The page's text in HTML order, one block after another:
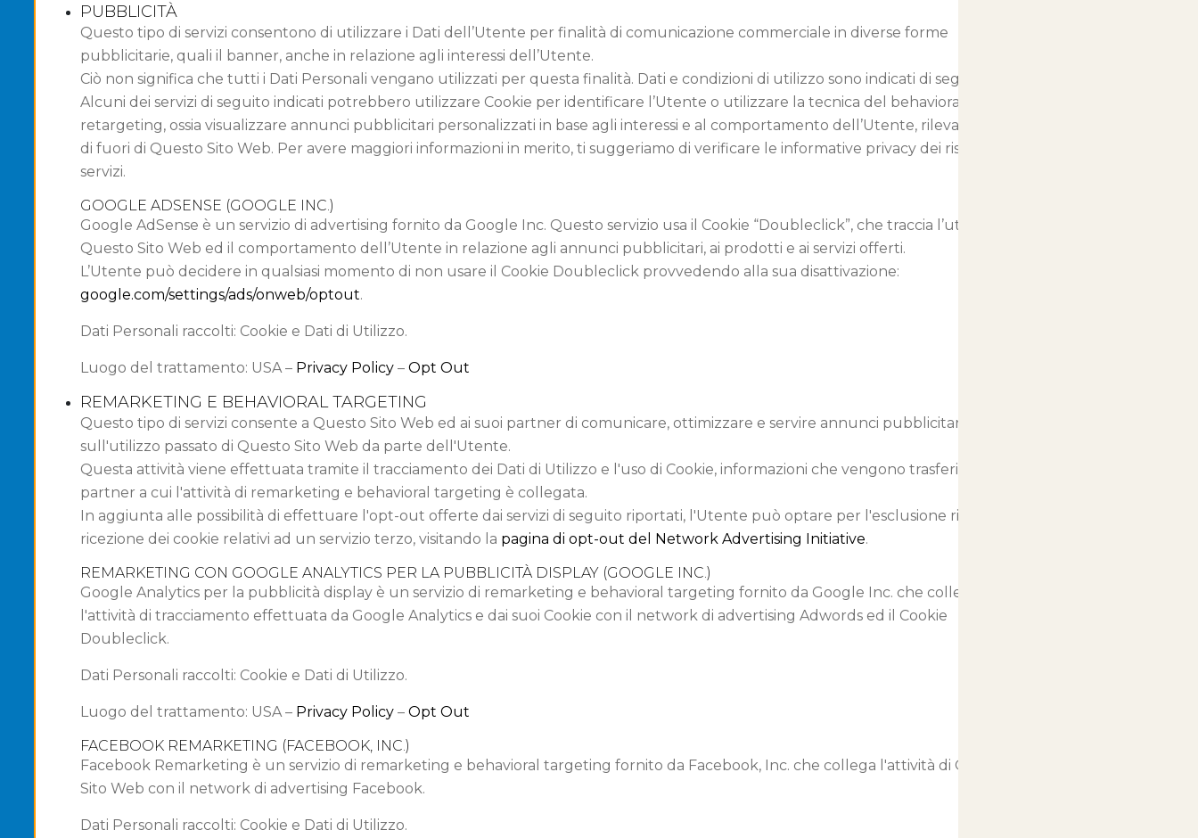
PUBBLICITÀ
Questo tipo di servizi consentono di utilizzare i Dati dell’Utente per finalità di comunicazione commerciale in diverse forme
pubblicitarie, quali il banner, anche in relazione agli interessi dell’Utente.
Ciò non significa che tutti i Dati Personali vengano utilizzati per questa finalità. Dati e condizioni di utilizzo sono indicati di seguito.
Alcuni dei servizi di seguito indicati potrebbero utilizzare Cookie per identificare l’Utente o utilizzare la tecnica del behavioral
retargeting, ossia visualizzare annunci pubblicitari personalizzati in base agli interessi e al comportamento dell’Utente, rilevati anche al
di fuori di Questo Sito Web. Per avere maggiori informazioni in merito, ti suggeriamo di verificare le informative privacy dei rispettivi
servizi.
GOOGLE ADSENSE (GOOGLE INC.)
Google AdSense è un servizio di advertising fornito da Google Inc. Questo servizio usa il Cookie “Doubleclick”, che traccia l’utilizzo di
Questo Sito Web ed il comportamento dell’Utente in relazione agli annunci pubblicitari, ai prodotti e ai servizi offerti.
L’Utente può decidere in qualsiasi momento di non usare il Cookie Doubleclick provvedendo alla sua disattivazione:
google.com/settings/ads/onweb/optout.
Dati Personali raccolti: Cookie e Dati di Utilizzo.
Luogo del trattamento: USA – Privacy Policy – Opt Out
REMARKETING E BEHAVIORAL TARGETING
Questo tipo di servizi consente a Questo Sito Web ed ai suoi partner di comunicare, ottimizzare e servire annunci pubblicitari basati
sull'utilizzo passato di Questo Sito Web da parte dell'Utente.
Questa attività viene effettuata tramite il tracciamento dei Dati di Utilizzo e l'uso di Cookie, informazioni che vengono trasferite ai
partner a cui l'attività di remarketing e behavioral targeting è collegata.
In aggiunta alle possibilità di effettuare l'opt-out offerte dai servizi di seguito riportati, l'Utente può optare per l'esclusione rispetto alla
ricezione dei cookie relativi ad un servizio terzo, visitando la pagina di opt-out del Network Advertising Initiative.
REMARKETING CON GOOGLE ANALYTICS PER LA PUBBLICITÀ DISPLAY (GOOGLE INC.)
Google Analytics per la pubblicità display è un servizio di remarketing e behavioral targeting fornito da Google Inc. che collega
l'attività di tracciamento effettuata da Google Analytics e dai suoi Cookie con il network di advertising Adwords ed il Cookie
Doubleclick.
Dati Personali raccolti: Cookie e Dati di Utilizzo.
Luogo del trattamento: USA – Privacy Policy – Opt Out
FACEBOOK REMARKETING (FACEBOOK, INC.)
Facebook Remarketing è un servizio di remarketing e behavioral targeting fornito da Facebook, Inc. che collega l'attività di Questo
Sito Web con il network di advertising Facebook.
Dati Personali raccolti: Cookie e Dati di Utilizzo.